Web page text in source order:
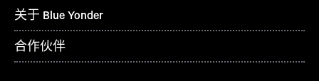
关于 Blue Yonder
合作伙伴